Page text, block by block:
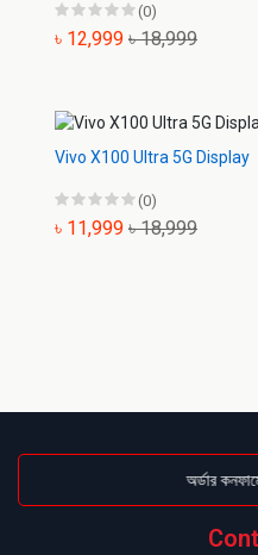
(0)
৳ 12,999 ৳ 18,999
Vivo X100 Ultra 5G Display
(0)
৳ 11,999 ৳ 18,999
অর্ডার